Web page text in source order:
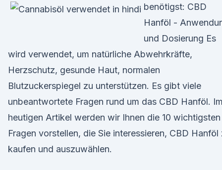
benötigst: CBD
Hanföl -
und Dosierung Es
wird verwendet, um natürliche Abwehrkräfte,
Herzschutz, gesunde Haut, normalen
Blutzuckerspiegel zu unterstützen. Es gibt viele
unbeantwortete Fragen rund um das CBD Hanföl. Im
heutigen Artikel werden wir Ihnen die 10 wichtigsten
Fragen vorstellen, die Sie interessieren, CBD Hanföl
kaufen und auszuwählen.